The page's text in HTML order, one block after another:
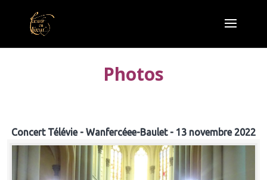
Photos
Concert Télévie - Wanfercéee-Baulet - 13 novembre 2022